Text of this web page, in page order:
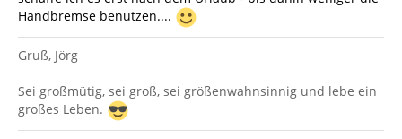
Handbremse benutzen....
Gruß, Jörg
Sei großmütig, sei groß, sei größenwahnsinnig und lebe ein
großes Leben.